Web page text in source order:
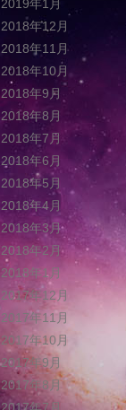
2019年1月
2018年12月
2018年11月
2018年10月
2018年9月
2018年8月
2018年7月
2018年6月
2018年5月
2018年4月
2018年3月
2018年2月
2018年1月
2017年12月
2017年11月
2017年10月
2017年9月
2017年8月